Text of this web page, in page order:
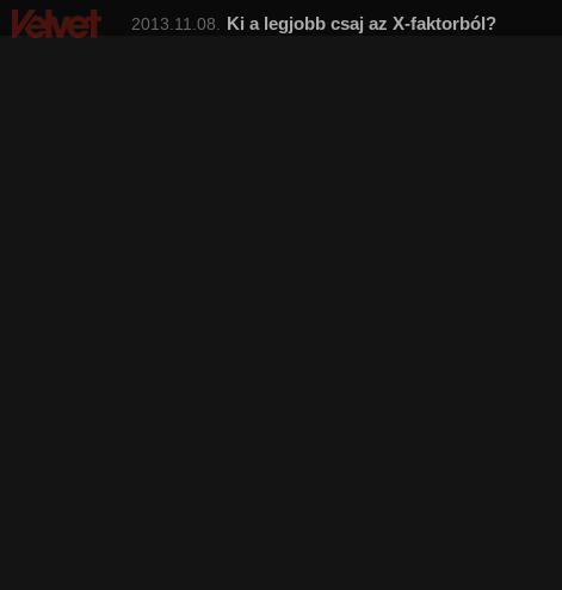
Ki a legjobb csaj az X-faktorból?
2013.11.08.